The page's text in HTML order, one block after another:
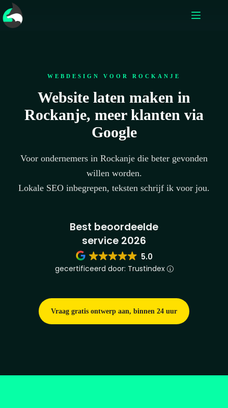
WEBDESIGN VOOR ROCKANJE
Website laten maken in
Rockanje, meer klanten via
Google
Voor ondernemers in Rockanje die beter gevonden
willen worden.
Lokale SEO inbegrepen, teksten schrijf ik voor jou.
Best beoordeelde
service 2026
5.0
gecertificeerd door: Trustindex
Vraag gratis ontwerp aan, binnen 24 uur